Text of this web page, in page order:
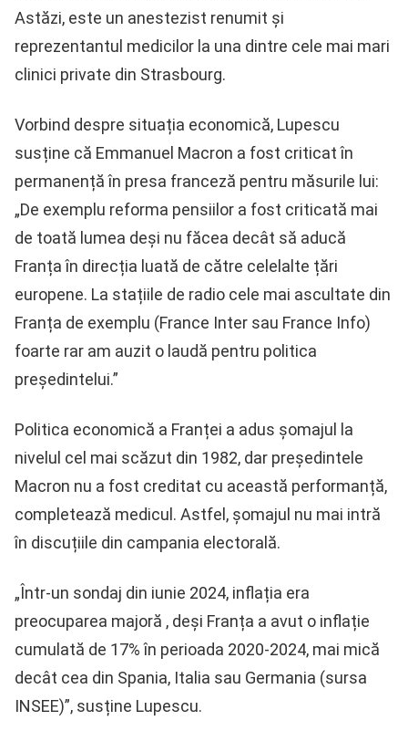
Astăzi, este un anestezist renumit şi
reprezentantul medicilor la una dintre cele mai mari
clinici private din Strasbourg.
Vorbind despre situația economică, Lupescu
susține că Emmanuel Macron a fost criticat în
permanență în presa franceză pentru măsurile lui:
„De exemplu reforma pensiilor a fost criticată mai
de toată lumea deși nu făcea decât să aducă
Franța în direcția luată de către celelalte țări
europene. La stațiile de radio cele mai ascultate din
Franța de exemplu (France Inter sau France Info)
foarte rar am auzit o laudă pentru politica
președintelui.”
Politica economică a Franței a adus șomajul la
nivelul cel mai scăzut din 1982, dar președintele
Macron nu a fost creditat cu această performanță,
completează medicul. Astfel, șomajul nu mai intră
în discuțiile din campania electorală.
„Într-un sondaj din iunie 2024, inflația era
preocuparea majoră , deși Franța a avut o inflație
cumulată de 17% în perioada 2020-2024, mai mică
decât cea din Spania, Italia sau Germania (sursa
INSEE)”, susține Lupescu.